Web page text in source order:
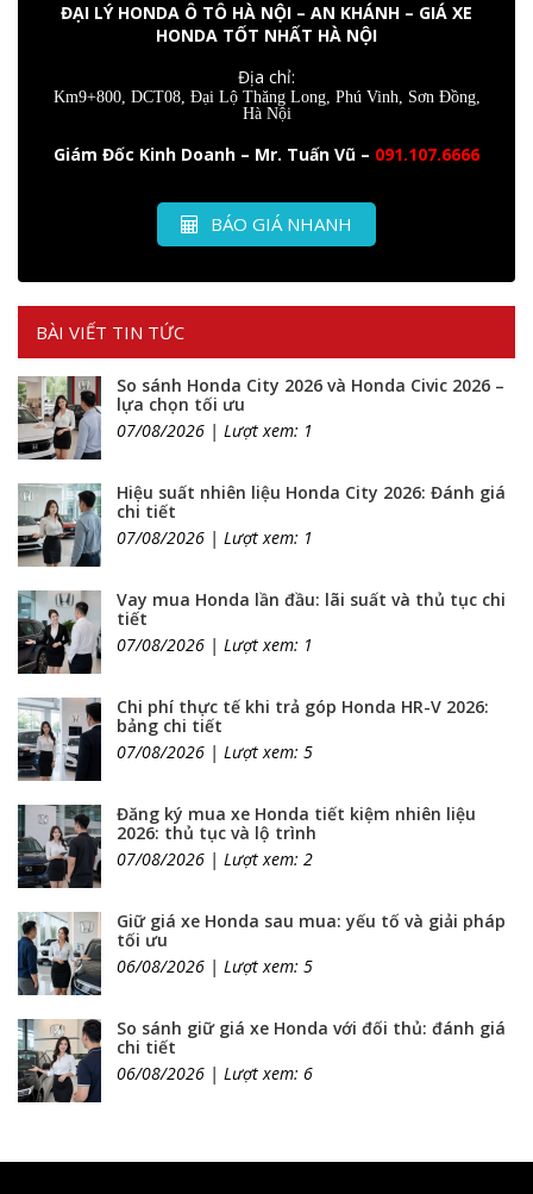
ĐẠI LÝ HONDA Ô TÔ HÀ NỘI – AN KHÁNH – GIÁ XE
HONDA TỐT NHẤT HÀ NỘI
Địa chỉ:
Km9+800, DCT08, Đại Lộ Thăng Long, Phú Vinh, Sơn Đồng,
Hà Nội
Giám Đốc Kinh Doanh – Mr. Tuấn Vũ – 091.107.6666
BÁO GIÁ NHANH
BÀI VIẾT TIN TỨC
So sánh Honda City 2026 và Honda Civic 2026 –
lựa chọn tối ưu
07/08/2026 | Lượt xem: 1
Hiệu suất nhiên liệu Honda City 2026: Đánh giá
chi tiết
07/08/2026 | Lượt xem: 1
Vay mua Honda lần đầu: lãi suất và thủ tục chi
tiết
07/08/2026 | Lượt xem: 1
Chi phí thực tế khi trả góp Honda HR-V 2026:
bảng chi tiết
07/08/2026 | Lượt xem: 5
Đăng ký mua xe Honda tiết kiệm nhiên liệu
2026: thủ tục và lộ trình
07/08/2026 | Lượt xem: 2
Giữ giá xe Honda sau mua: yếu tố và giải pháp
tối ưu
06/08/2026 | Lượt xem: 5
So sánh giữ giá xe Honda với đối thủ: đánh giá
chi tiết
06/08/2026 | Lượt xem: 6